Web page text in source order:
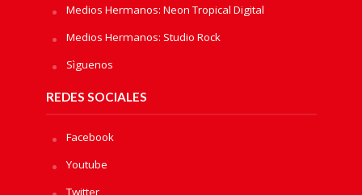
Medios Hermanos: Neon Tropical Digital
Medios Hermanos: Studio Rock
Sìguenos
REDES SOCIALES
Facebook
Youtube
Twitter